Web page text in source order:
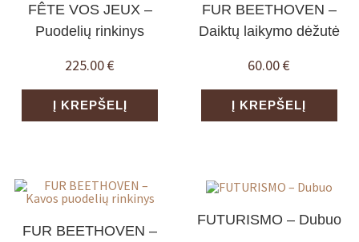
FÊTE VOS JEUX –
Puodelių rinkinys
225.00€
Į KREPŠELĮ
FUR BEETHOVEN –
Daiktų laikymo dėžutė
60.00€
Į KREPŠELĮ
FUR BEETHOVEN –
FUTURISMO – Dubuo